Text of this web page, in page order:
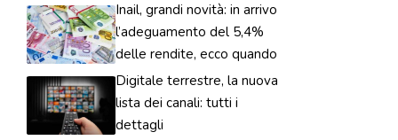
Inail, grandi novità: in arrivo
l’adeguamento del 5,4%
delle rendite, ecco quando
Digitale terrestre, la nuova
lista dei canali: tutti i
dettagli